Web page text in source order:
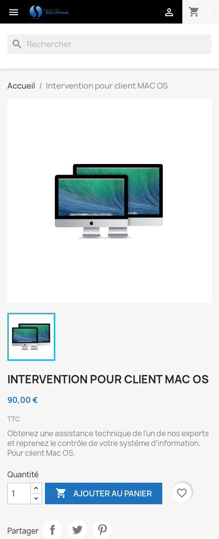
 shopping_cart

search
Accueil Intervention pour client MAC OS
INTERVENTION POUR CLIENT MAC OS
90,00 €
TTC
Obtenez une assistance technique de l'un de nos experts
et reprenez le contrôle de votre système d'information.
Pour client Mac OS.
Quantité
 AJOUTER AU PANIER favorite_border
Partager